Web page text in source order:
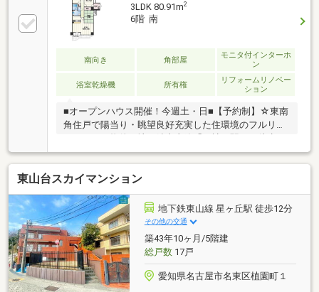
3LDK 80.91m2
6階 南
南向き 角部屋
モニタ付インターホ
ン
浴室乾燥機 所有権
リフォームリノベー
ション
■オープンハウス開催！今週土・日■【予約制】☆東南
角住戸で陽当り・眺望良好充実した住環境のフルリノ
分！＜物件情報＞２０２５年５月リノベーション完了
食洗機付きキッチンで食後もゆったり過ごせます♪床
クッションフロアで素足でも快適♪新しいユニットバ
スでゆったりバスタイム♪家族全員分の荷物がしまえ
る大容量のウォークインクローゼット＜周辺環境＞■
亀の井保育園：徒歩６分■名東小学校：徒歩約３分■神
丘中学校：徒歩１６分■セブンイレブン：徒歩３分■名
東郵便局：徒歩２分■マックスバリュー一社店：徒歩
９分
東山台スカイマンション
地下鉄東山線 星ヶ丘駅 徒歩12分
その他の交通
築43年10ヶ月/5階建
総戸数17戸
愛知県名古屋市名東区植園町１